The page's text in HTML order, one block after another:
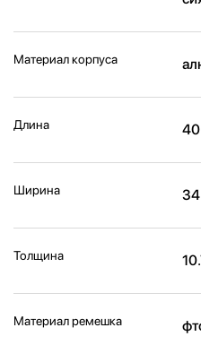
Материал корпуса
Длина 40
Ширина 34
Толщина
Материал ремешка